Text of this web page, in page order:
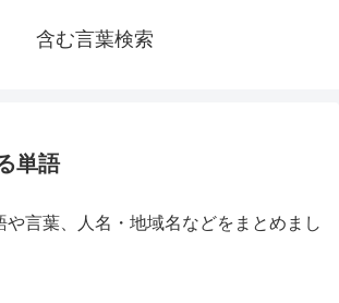
含む言葉検索
単語
や言葉、人名・地域名などをまとめまし